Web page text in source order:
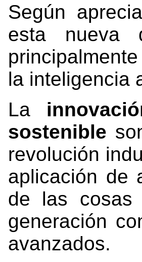
Según
esta nueva
la inteligencia
La
sostenible
revolución
aplicación de
de las cosas
generación
avanzados.